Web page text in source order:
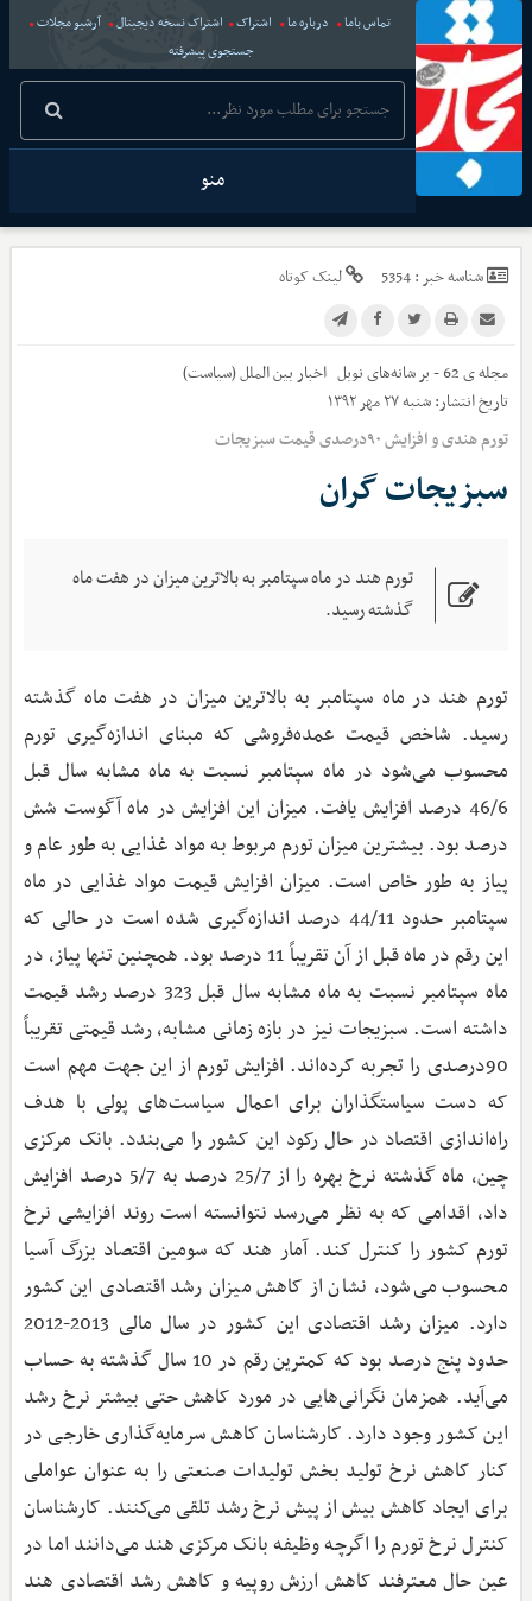
تماس باما درباره ما اشتراک اشتراک نسخه دیجیتال
آرشیو مجلات
جستجوی پیشرفته
منو
شناسه خبر :5354 لینک کوتاه
مجله ی 62 - بر شانه‌های نوبل اخباربین الملل (سیاست)
تاریخ انتشار:شنبه ۲۷ مهر ۱۳۹۲
تورم هندی و افزایش ۹۰درصدی قیمت سبزیجات
سبزیجات گران
تورم هند در ماه سپتامبر به بالاترین میزان در هفت ماه
گذشته رسید.
تورم هند در ماه سپتامبر به بالاترین میزان در هفت ماه گذشته
رسید. شاخص قیمت عمده‌فروشی که مبنای اندازه‌گیری تورم
محسوب می‌شود در ماه سپتامبر نسبت به ماه مشابه سال قبل
46/6 درصد افزایش یافت. میزان این افزایش در ماه آگوست شش
درصد بود. بیشترین میزان تورم مربوط به مواد غذایی به طور عام و
پیاز به طور خاص است. میزان افزایش قیمت مواد غذایی در ماه
سپتامبر حدود 44/11 درصد اندازه‌گیری شده است در حالی که
این رقم در ماه قبل از آن تقریباً 11 درصد بود. همچنین تنها پیاز، در
ماه سپتامبر نسبت به ماه مشابه سال قبل 323 درصد رشد قیمت
داشته است. سبزیجات نیز در بازه زمانی مشابه، رشد قیمتی تقریباً
90درصدی را تجربه کرده‌اند. افزایش تورم از این جهت مهم است
که دست سیاستگذاران برای اعمال سیاست‌های پولی با هدف
راه‌اندازی اقتصاد در حال رکود این کشور را می‌بندد. بانک مرکزی
چین، ماه گذشته نرخ بهره را از 25/7 درصد به 5/7 درصد افزایش
داد، اقدامی که به نظر می‌رسد نتوانسته است روند افزایشی نرخ
تورم کشور را کنترل کند. آمار هند که سومین اقتصاد بزرگ آسیا
محسوب می‌شود، نشان از کاهش میزان رشد اقتصادی این کشور
دارد. میزان رشد اقتصادی این کشور در سال مالی 2013-2012
حدود پنج درصد بود که کمترین رقم در 10 سال گذشته به حساب
می‌آید. همزمان نگرانی‌هایی در مورد کاهش حتی بیشتر نرخ رشد
این کشور وجود دارد. کارشناسان کاهش سرمایه‌گذاری خارجی در
کنار کاهش نرخ تولید بخش تولیدات صنعتی را به عنوان عواملی
برای ایجاد کاهش بیش از پیش نرخ رشد تلقی می‌کنند. کارشناسان
کنترل نرخ تورم را اگرچه وظیفه بانک مرکزی هند می‌دانند اما در
عین حال معترفند کاهش ارزش روپیه و کاهش رشد اقتصادی هند